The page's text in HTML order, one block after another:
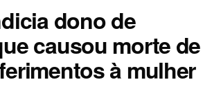
dono de
causou morte de
à mulher